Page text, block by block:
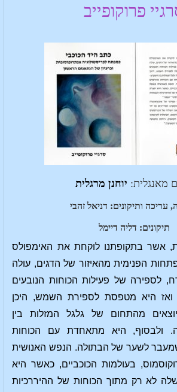
פרוקופייב
מאנגלית: יוחנן מרגלית
עריכה ותיקונים: דניאל זהבי
תיקונים: דליה דיימל
אשר בתקופתנו לוקחת את האימפולס
הפנימית מהאיזור של הדגים, עולה
לספירה של פעילות הכוחות הנובעים
היא מטפסת לספירת השמש, היכן
מהתחום של גלגל המזלות בין
ולבסוף, היא מתאחדת עם הכוחות
לשער של הבתולה. הנפש האנושית
בעולמות הכוכביים, כאשר היא
לא רק מתוך הכוחות של ההיררכיות